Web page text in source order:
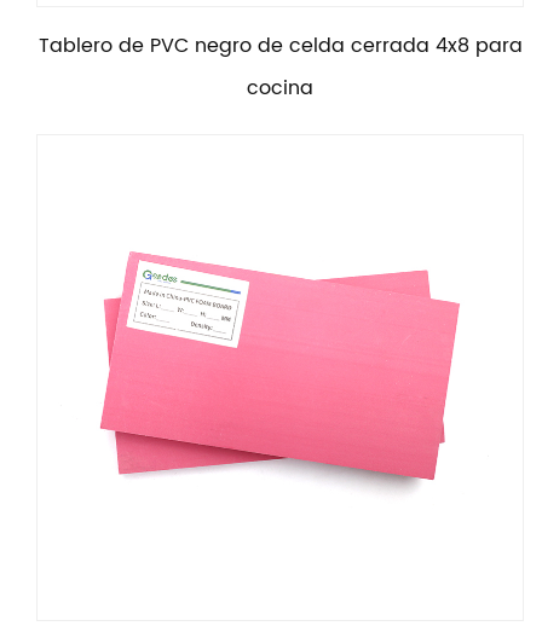
Tablero de PVC negro de celda cerrada 4x8 para
cocina